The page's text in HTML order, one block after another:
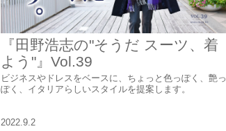
『田野浩志の"そうだ スーツ、着
よう"』Vol.39
ビジネスやドレスをベースに、ちょっと色っぽく、艶っ
ぽく、イタリアらしいスタイルを提案します。
2022.9.2